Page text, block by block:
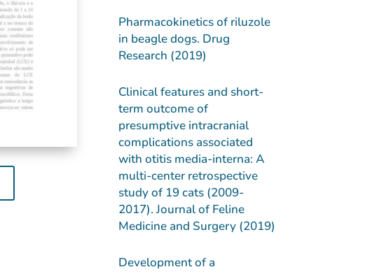
Pharmacokinetics of riluzole
in beagle dogs. Drug
Research (2019)
Clinical features and short-
term outcome of
presumptive intracranial
complications associated
with otitis media-interna: A
multi-center retrospective
study of 19 cats (2009-
2017). Journal of Feline
Medicine and Surgery (2019)
Development of a